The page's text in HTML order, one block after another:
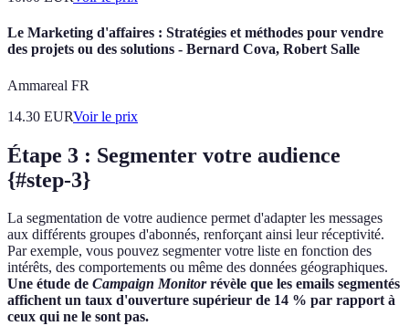
Le Marketing d'affaires : Stratégies et méthodes pour vendre
des projets ou des solutions - Bernard Cova, Robert Salle
Ammareal FR
14.30 EURVoir le prix
Étape 3 : Segmenter votre audience
{#step-3}
La segmentation de votre audience permet d'adapter les messages
aux différents groupes d'abonnés, renforçant ainsi leur réceptivité.
Par exemple, vous pouvez segmenter votre liste en fonction des
intérêts, des comportements ou même des données géographiques.
Une étude de Campaign Monitorrévèle que les emails segmentés
affichent un taux d'ouverture supérieur de 14 % par rapport à
ceux qui ne le sont pas.